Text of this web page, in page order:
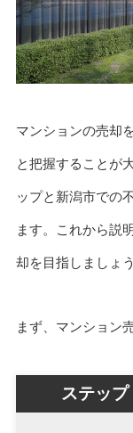
マンションの売却
と把握することが
ップと新潟市での
ます。これから説
却を目指しましょう
まず、マンション
ステップ